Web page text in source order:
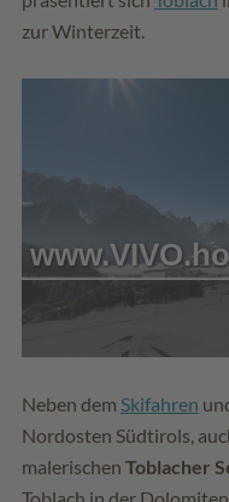
zur Winterzeit.
Neben dem Skifahren
Nordosten Südtirols,
malerischen Toblacher
Toblach in der